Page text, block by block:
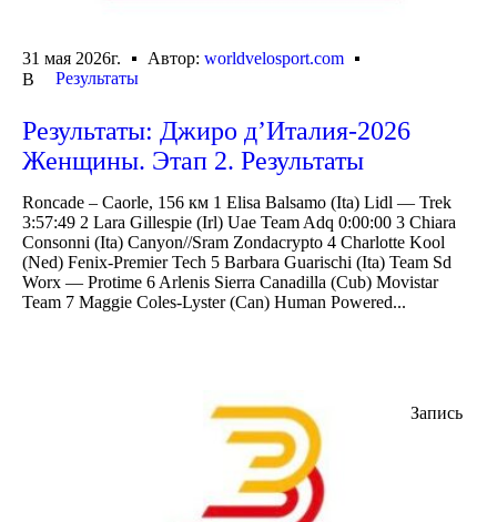
31 мая 2026г. Автор: worldvelosport.com
В
Результаты
Результаты: Джиро д’Италия-2026
Женщины. Этап 2. Результаты
Roncade – Caorle, 156 км 1 Elisa Balsamo (Ita) Lidl — Trek
3:57:49 2 Lara Gillespie (Irl) Uae Team Adq 0:00:00 3 Chiara
Consonni (Ita) Canyon//Sram Zondacrypto 4 Charlotte Kool
(Ned) Fenix-Premier Tech 5 Barbara Guarischi (Ita) Team Sd
Worx — Protime 6 Arlenis Sierra Canadilla (Cub) Movistar
Team 7 Maggie Coles-Lyster (Can) Human Powered...
Запись